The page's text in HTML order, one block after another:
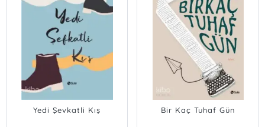
Yedi Şevkatli Kış Bir Kaç Tuhaf Gün